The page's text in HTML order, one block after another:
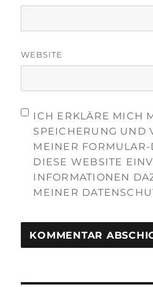
WEBSITE
ICH ERKLÄRE MICH
SPEICHERUNG UND
MEINER
DIESE WEBSITE
INFORMATIONEN
MEINER